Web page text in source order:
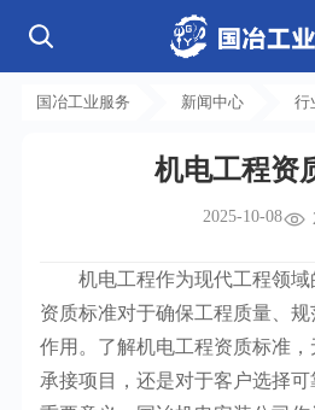
公司简介
发
核心业务
电气工程
钢
弱
消
基
工程案例
人
量子 • 脑机
其它
工程技巧
机
安装教程
工
工业问答
国冶工业服务 新闻中心 行
机电工程资
2025-10-08
机电工程作为现代工程领域
资质标准对于确保工程质量、
作用。了解机电工程资质标准
承接项目，还是对于客户选择